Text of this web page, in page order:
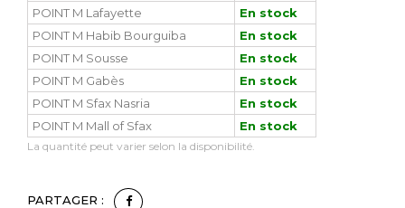
POINT M Lafayette
En stock
POINT M Habib Bourguiba
En stock
POINT M Sousse
En stock
POINT M Gabès
En stock
POINT M Sfax Nasria
En stock
POINT M Mall of Sfax
En stock
La quantité peut varier selon la disponibilité.
PARTAGER :